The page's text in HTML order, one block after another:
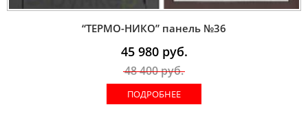
“ТЕРМО-НИКО” панель №36
45 980руб.
48 400руб.
ПОДРОБНЕЕ